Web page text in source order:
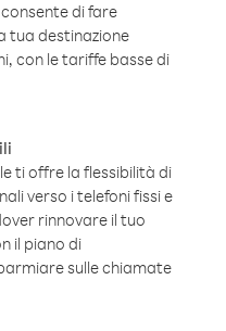
di fare
tua destinazione
con le tariffe basse di
ti offre la flessibilità di
verso i telefoni fissi e
rinnovare il tuo
il piano di
sulle chiamate